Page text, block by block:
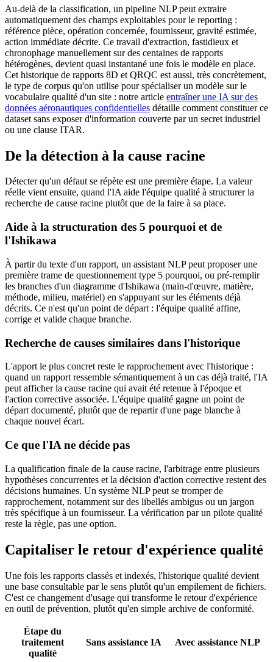
Au-delà de la classification, un pipeline NLP peut extraire
automatiquement des champs exploitables pour le reporting :
référence pièce, opération concernée, fournisseur, gravité estimée,
action immédiate décrite. Ce travail d'extraction, fastidieux et
chronophage manuellement sur des centaines de rapports
hétérogènes, devient quasi instantané une fois le modèle en place.
Cet historique de rapports 8D et QRQC est aussi, très concrètement,
le type de corpus qu'on utilise pour spécialiser un modèle sur le
vocabulaire qualité d'un site : notre article entraîner une IA sur des
données aéronautiques confidentielles détaille comment constituer ce
dataset sans exposer d'information couverte par un secret industriel
ou une clause ITAR.
De la détection à la cause racine
Détecter qu'un défaut se répète est une première étape. La valeur
réelle vient ensuite, quand l'IA aide l'équipe qualité à structurer la
recherche de cause racine plutôt que de la faire à sa place.
Aide à la structuration des 5 pourquoi et de
l'Ishikawa
À partir du texte d'un rapport, un assistant NLP peut proposer une
première trame de questionnement type 5 pourquoi, ou pré-remplir
les branches d'un diagramme d'Ishikawa (main-d'œuvre, matière,
méthode, milieu, matériel) en s'appuyant sur les éléments déjà
décrits. Ce n'est qu'un point de départ : l'équipe qualité affine,
corrige et valide chaque branche.
Recherche de causes similaires dans l'historique
L'apport le plus concret reste le rapprochement avec l'historique :
quand un rapport ressemble sémantiquement à un cas déjà traité, l'IA
peut afficher la cause racine qui avait été retenue à l'époque et
l'action corrective associée. L'équipe qualité gagne un point de
départ documenté, plutôt que de repartir d'une page blanche à
chaque nouvel écart.
Ce que l'IA ne décide pas
La qualification finale de la cause racine, l'arbitrage entre plusieurs
hypothèses concurrentes et la décision d'action corrective restent des
décisions humaines. Un système NLP peut se tromper de
rapprochement, notamment sur des libellés ambigus ou un jargon
très spécifique à un fournisseur. La vérification par un pilote qualité
reste la règle, pas une option.
Capitaliser le retour d'expérience qualité
Une fois les rapports classés et indexés, l'historique qualité devient
une base consultable par le sens plutôt qu'un empilement de fichiers.
C'est ce changement d'usage qui transforme le retour d'expérience
en outil de prévention, plutôt qu'en simple archive de conformité.
Étape du
traitement
qualité
Sans assistance IA Avec assistance NLP